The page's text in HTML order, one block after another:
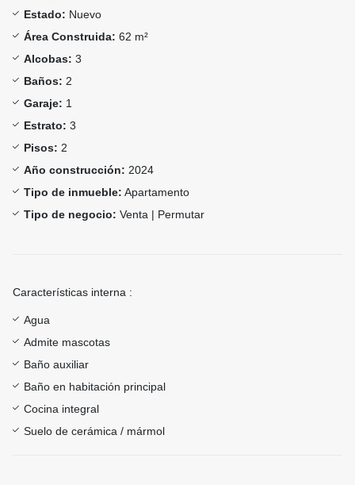
Estado: Nuevo
Área Construida: 62 m²
Alcobas: 3
Baños: 2
Garaje: 1
Estrato: 3
Pisos: 2
Año construcción: 2024
Tipo de inmueble: Apartamento
Tipo de negocio: Venta | Permutar
Características interna :
Agua
Admite mascotas
Baño auxiliar
Baño en habitación principal
Cocina integral
Suelo de cerámica / mármol